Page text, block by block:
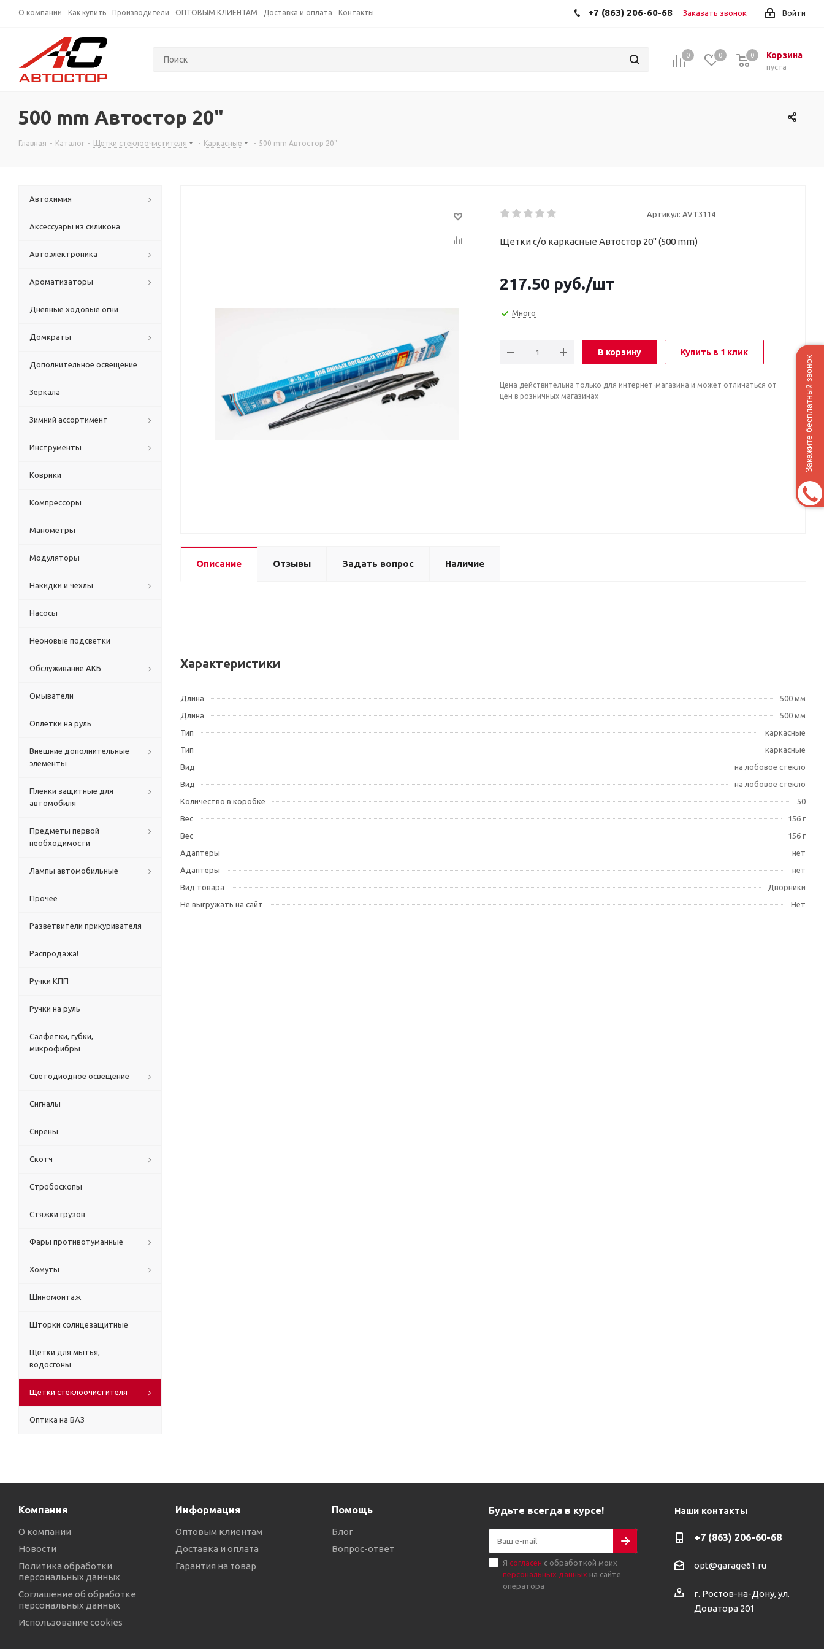
О компании Как купить Производители ОПТОВЫМ КЛИЕНТАМ Доставка и оплата Контакты Войти
+7 (863) 206-60-68 Заказать звонок
0 0 Корзина
пуста
0
500 mm Автостор 20"
Главная - Каталог - Щетки стеклоочистителя - Каркасные - 500 mm Автостор 20"
Артикул: AVT3114
Щетки с/о каркасные Автостор 20" (500 mm)
217.50 руб./шт
Много
В корзину Купить в 1 клик
Цена действительна только для интернет-магазина и может отличаться от
цен в розничных магазинах
Описание Отзывы Задать вопрос Наличие
Характеристики
Длина
500 мм
Длина
500 мм
Тип
каркасные
Тип
каркасные
Вид
на лобовое стекло
Вид
на лобовое стекло
Количество в коробке
50
Вес
156 г
Вес
156 г
Адаптеры
нет
Адаптеры
нет
Вид товара
Дворники
Не выгружать на сайт
Нет
Автохимия
Аксессуары из силикона
Автоэлектроника
Ароматизаторы
Дневные ходовые огни
Домкраты
Дополнительное освещение
Зеркала
Зимний ассортимент
Инструменты
Коврики
Компрессоры
Манометры
Модуляторы
Накидки и чехлы
Насосы
Неоновые подсветки
Обслуживание АКБ
Омыватели
Оплетки на руль
Внешние дополнительные
элементы
Пленки защитные для
автомобиля
Предметы первой
необходимости
Лампы автомобильные
Прочее
Разветвители прикуривателя
Распродажа!
Ручки КПП
Ручки на руль
Салфетки, губки,
микрофибры
Светодиодное освещение
Сигналы
Сирены
Скотч
Стробоскопы
Стяжки грузов
Фары противотуманные
Хомуты
Шиномонтаж
Шторки солнцезащитные
Щетки для мытья,
водосгоны
Щетки стеклоочистителя
Оптика на ВАЗ
Компания
О компании
Новости
Политика обработки
персональных данных
Соглашение об обработке
персональных данных
Использование cookies
Информация
Оптовым клиентам
Доставка и оплата
Гарантия на товар
Помощь
Блог
Вопрос-ответ
Будьте всегда в курсе!
Я согласен с обработкой моих
персональных данных на сайте
оператора
Наши контакты
+7 (863) 206-60-68
opt@garage61.ru
г. Ростов-на-Дону, ул.
Доватора 201
Закажите бесплатный звонок